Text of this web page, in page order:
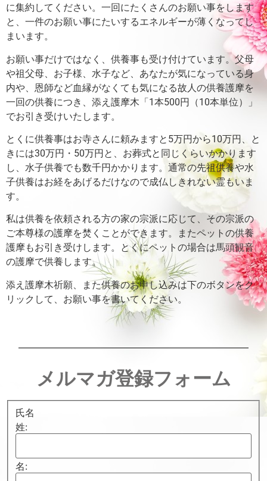
に集約してください。 一回にたくさんのお願い事をします
と、一件のお願い事にたいするエネルギーが薄くなってし
まいます。
お願い事だけではなく、供養事も受け付けています。父母
や祖父母、お子様、水子など、あなたが気になっている身
内や、恩師など血縁がなくても気になる故人の供養護摩を
一回の供養につき、添え護摩木「1本500円（10本単位）」
でお引き受けいたします。
とくに供養事はお寺さんに頼みますと5万円から10万円、と
きには30万円・50万円と、お葬式と同じくらいかかります
し、水子供養でも数千円かかります。通常の先祖供養や水
子供養はお経をあげるだけなので成仏しきれない霊もいま
す。
私は供養を依頼される方の家の宗派に応じて、その宗派の
ご本尊様の護摩を焚くことができます。またペットの供養
護摩もお引き受けします。とくにペットの場合は馬頭観音
の護摩で供養します。
添え護摩木祈願、また供養のお申し込みは下のボタンをク
リックして、お願い事を書いてください。
メルマガ登録フォーム
氏名
姓:
名: